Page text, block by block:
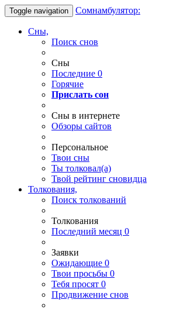
Toggle navigation Сомнамбулятор:
Сны,
Поиск снов
Сны
Последние 0
Горячие
Прислать сон
Сны в интернете
Обзоры сайтов
Персональное
Твои сны
Ты толковал(а)
Твой рейтинг сновидца
Толкования,
Поиск толкований
Толкования
Последний месяц 0
Заявки
Ожидающие 0
Твои просьбы 0
Тебя просят 0
Продвижение снов